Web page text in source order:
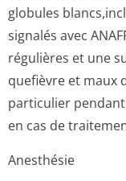
globules
signalés avec
régulières et une
quefièvre et maux
particulier
en cas de
Anesthésie